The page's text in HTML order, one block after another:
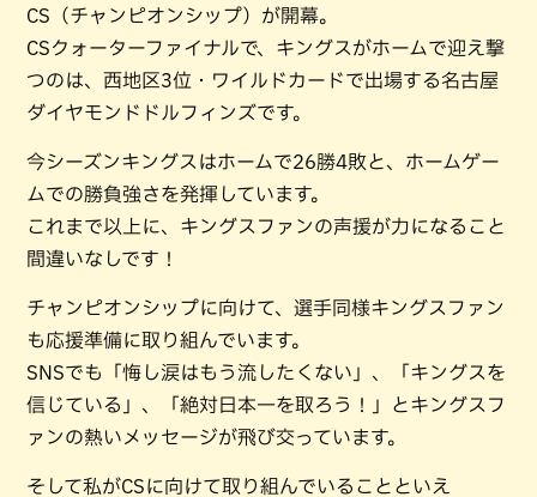
CS（チャンピオンシップ）が開幕。
CSクォーターファイナルで、キングスがホームで迎え撃
つのは、西地区3位・ワイルドカードで出場する名古屋
ダイヤモンドドルフィンズです。
今シーズンキングスはホームで26勝4敗と、ホームゲー
ムでの勝負強さを発揮しています。
これまで以上に、キングスファンの声援が力になること
間違いなしです！
チャンピオンシップに向けて、選手同様キングスファン
も応援準備に取り組んでいます。
SNSでも「悔し涙はもう流したくない」、「キングスを
信じている」、「絶対日本一を取ろう！」とキングスフ
ァンの熱いメッセージが飛び交っています。
そして私がCSに向けて取り組んでいることといえ